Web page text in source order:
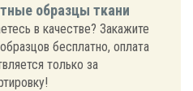
образцы ткани
в качестве? Закажите
бесплатно, оплата
только за